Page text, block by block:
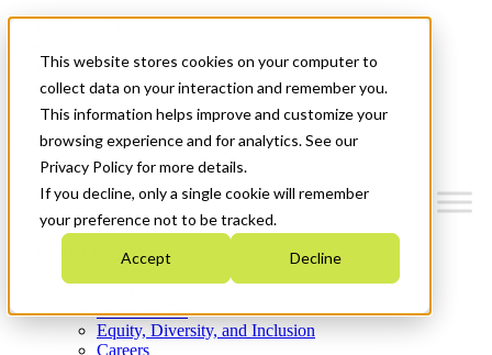
This website stores cookies on your computer to
collect data on your interaction and remember you.
This information helps improve and customize your
browsing experience and for analytics. See our
Privacy Policy for more details.
If you decline, only a single cookie will remember
your preference not to be tracked.
Accept Decline
News & Events
Get Started
Menu
Who We Are
Strategic Plan 2026-2030
What We Do
Equity, Diversity, and Inclusion
Careers